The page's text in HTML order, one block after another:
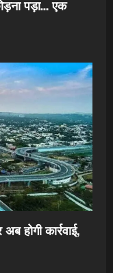
पड़ा… एक
होगी कार्रवाई,